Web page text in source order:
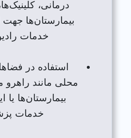
درمانی،
بیمارستان‌ها
خدمات
استفاده در
محلی مانند راهرو
بیمارستان‌ها یا
خدمات